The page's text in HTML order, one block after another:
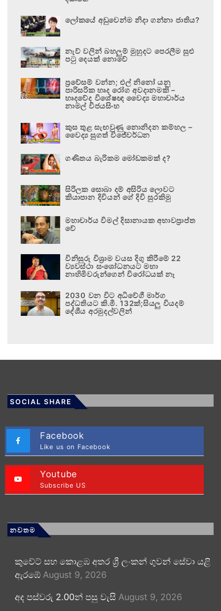
ලෝකයේ අඩුවෙන්ම නිදා ගන්නා ජාතිය?
නැව් වලින් බහලුම් මුහුදට පෙරලීම සුළු
පටු දෙයක් නොවේ
ප්‍රවේසම් වන්න; එල් නිනෝ යනු
පාරිසරික හෘද රෝග අවදානමකි –
හෘදවේද විශේෂඥ වෛද්‍ය මහාචාර්ය
නාමල් විජයසිංහ
කුස තුළ සැඟවුණු නොනිදන කම්හල –
වෛද්‍ය සුගත් විජේවර්ධන
ගණිතය බැරිකම මෝඩකමක් ද?
සිරිලක සොබා දම් අසිරිය ලොවට
කියාපාන දිවියන් ගේ දිවි සුරකිමු
මහාචාර්ය විමල් දිසානායක අභාවප්‍රාප්ත
වේ
විනිසුරු විශ්‍රාම වයස දිගු කිරීමේ 22
ව්‍යවස්ථා සංශෝධනයට මහා
නාහිමිවරුන්ගෙන් විරෝධයක් නෑ
2030 වන විට අධිවේගී මාර්ග
පද්ධතියට කි.මී. 132ක්;සියලු වියදම්
දේශීය අරමුදල්වලින්
SOCIAL SHARE
Facebook
Like us on Facebook
Youtube
Subscribe US
නවතම
කුවේට් සහ කොළඹ අතර ශ්‍රී ලංකන් ගුවන් සේවා යළි
ඇරඹේ August 9, 2026
අද පස්වරු 2.00න් පසු වැසි August 9, 2026